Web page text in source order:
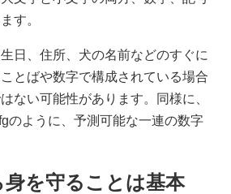
す。
日、住所、犬の名前などのすぐに
とばや数字で構成されている場合
ない可能性があります。同様に、
のように、予測可能な一連の数字
を守ることは基本